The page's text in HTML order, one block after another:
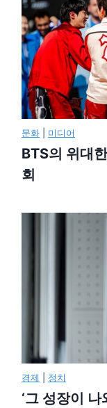
문화 미디어
BTS의 위대
회
경제 정치
‘그 성장이